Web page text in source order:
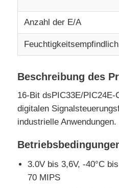
MCU-Mikroregler-Einheit
MPU-IC
CPLD PLD
Anzahl der E/A
Feuchtigkeitsempfindlich
Beschreibung des
16-Bit dsPIC33E/
digitalen
industrielle Anwendungen.
3.0V bis 3,6V, -40°C
70 MIPS